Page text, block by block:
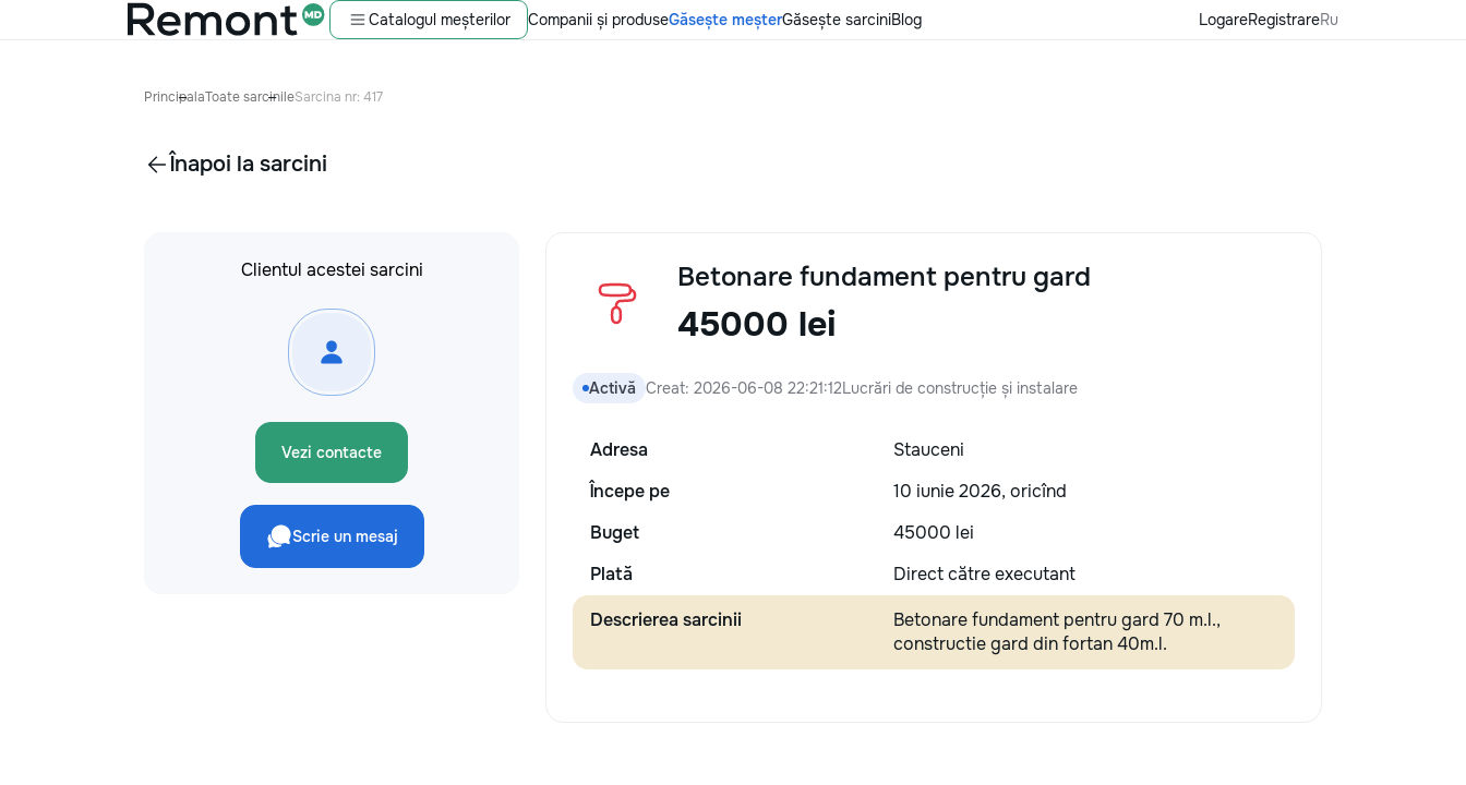
Catalogul meșterilor Companii și produseGăsește meșterGăsește sarciniBlog LogareRegistrareRu
PrincipalaToate sarcinileSarcina nr: 417
Înapoi la sarcini
Clientul acestei sarcini
Vezi contacte
Scrie un mesaj
Betonare fundament pentru gard
45000 lei
Activă Creat: 2026-06-08 22:21:12Lucrări de construcție și instalare
Adresa
Stauceni
Începe pe
10 iunie 2026, oricînd
Buget
45000 lei
Plată
Direct către executant
Descrierea sarcinii
Betonare fundament pentru gard 70 m.l.,
constructie gard din fortan 40m.l.